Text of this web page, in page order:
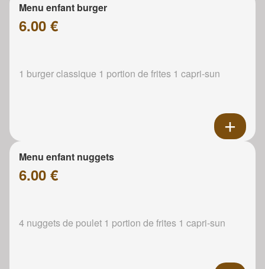
Menu enfant burger
6.00 €
1 burger classique 1 portion de frites 1 capri-sun
Menu enfant nuggets
6.00 €
4 nuggets de poulet 1 portion de frites 1 capri-sun